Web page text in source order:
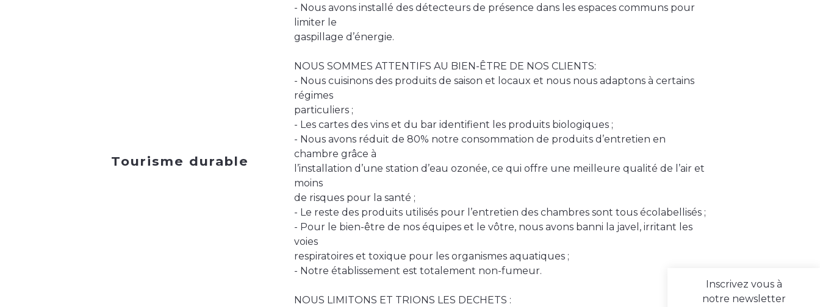
Tourisme durable
- Nous avons installé des détecteurs de présence dans les espaces communs pour
limiter le
gaspillage d’énergie.
NOUS SOMMES ATTENTIFS AU BIEN-ÊTRE DE NOS CLIENTS:
- Nous cuisinons des produits de saison et locaux et nous nous adaptons à certains
régimes
particuliers ;
- Les cartes des vins et du bar identifient les produits biologiques ;
- Nous avons réduit de 80% notre consommation de produits d’entretien en
chambre grâce à
l’installation d’une station d’eau ozonée, ce qui offre une meilleure qualité de l’air et
moins
de risques pour la santé ;
- Le reste des produits utilisés pour l’entretien des chambres sont tous écolabellisés ;
- Pour le bien-être de nos équipes et le vôtre, nous avons banni la javel, irritant les
voies
respiratoires et toxique pour les organismes aquatiques ;
- Notre établissement est totalement non-fumeur.
NOUS LIMITONS ET TRIONS LES DECHETS :
Inscrivez vous à
notre newsletter